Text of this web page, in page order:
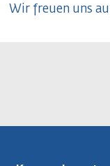
Wir freuen uns